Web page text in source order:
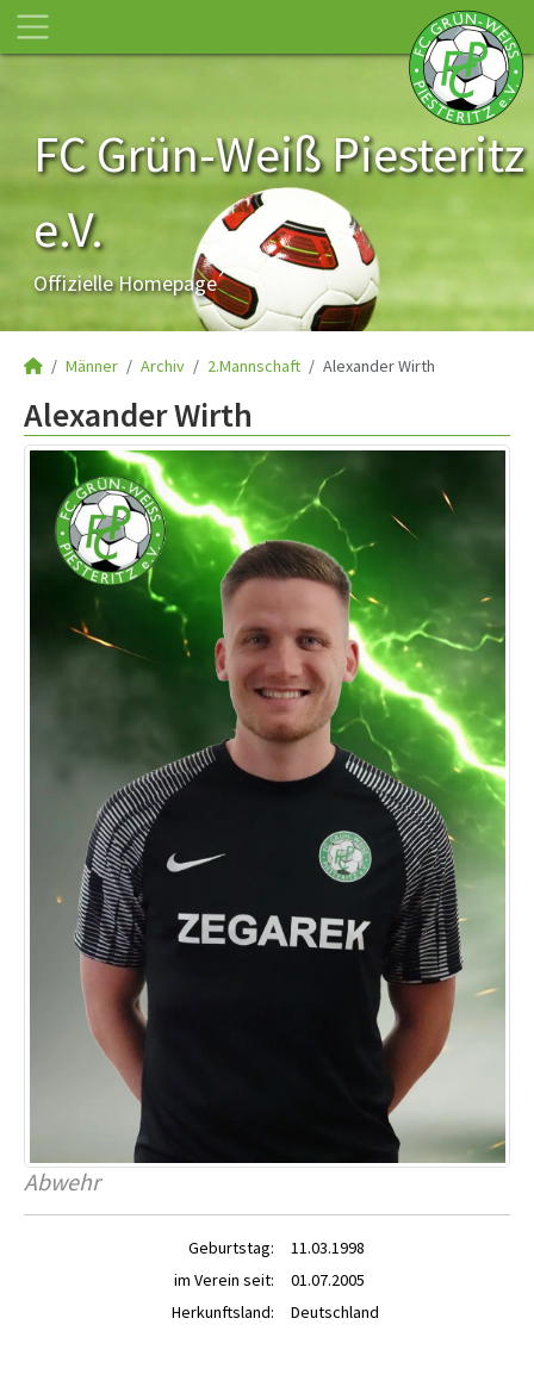
FC Grün-Weiß Piesteritz
e.V.
Offizielle Homepage
Männer Archiv 2.Mannschaft Alexander Wirth
Alexander Wirth
Abwehr
Geburtstag:
11.03.1998
im Verein seit:
01.07.2005
Herkunftsland:
Deutschland